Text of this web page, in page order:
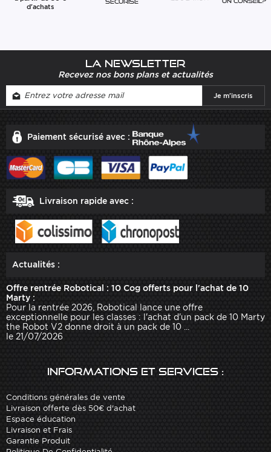
d'achats
La newsletter
Recevez nos bons plans et actualités
Paiement sécurisé avec :
Livraison rapide avec :
Actualités :
Offre rentrée Robotical : 10 Cog offerts pour l'achat de 10
Marty :
Pour la rentrée 2026, Robotical lance une offre
exceptionnelle pour les classes : l'achat d'un pack de 10 Marty
the Robot V2 donne droit à un pack de 10 ...
le 21/07/2026
Informations et services :
Conditions générales de vente
Livraison offerte dès 50€ d'achat
Espace éducation
Livraison et Frais
Garantie Produit